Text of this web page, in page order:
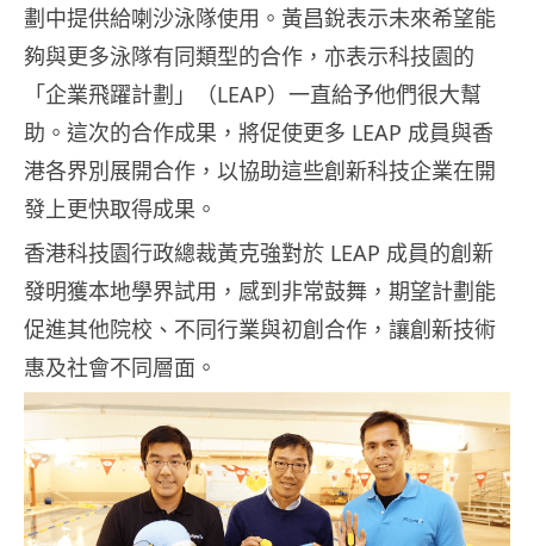
劃中提供給喇沙泳隊使用。黃昌銳表示未來希望能
夠與更多泳隊有同類型的合作，亦表示科技園的
「企業飛躍計劃」（LEAP）一直給予他們很大幫
助。這次的合作成果，將促使更多 LEAP 成員與香
港各界別展開合作，以協助這些創新科技企業在開
發上更快取得成果。
香港科技園行政總裁黃克強對於 LEAP 成員的創新
發明獲本地學界試用，感到非常鼓舞，期望計劃能
促進其他院校、不同行業與初創合作，讓創新技術
惠及社會不同層面。